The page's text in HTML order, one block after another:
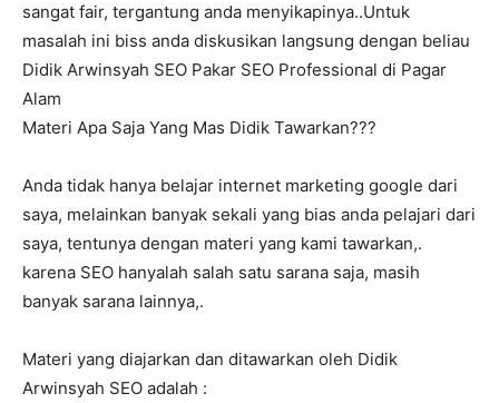
sangat fair, tergantung anda menyikapinya..Untuk
masalah ini biss anda diskusikan langsung dengan beliau
Didik Arwinsyah SEO Pakar SEO Professional di Pagar
Alam
Materi Apa Saja Yang Mas Didik Tawarkan???
Anda tidak hanya belajar internet marketing google dari
saya, melainkan banyak sekali yang bias anda pelajari dari
saya, tentunya dengan materi yang kami tawarkan,.
karena SEO hanyalah salah satu sarana saja, masih
banyak sarana lainnya,.
Materi yang diajarkan dan ditawarkan oleh Didik
Arwinsyah SEO adalah :